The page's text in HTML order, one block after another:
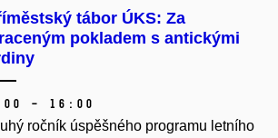
tábor ÚKS: Za
pokladem s antickými
– 16:00
ročník úspěšného programu letního